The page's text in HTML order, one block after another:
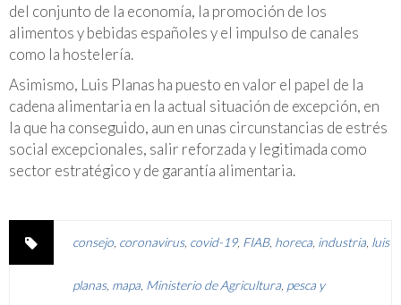
del conjunto de la economía, la promoción de los
alimentos y bebidas españoles y el impulso de canales
como la hostelería.
Asimismo, Luis Planas ha puesto en valor el papel de la
cadena alimentaria en la actual situación de excepción, en
la que ha conseguido, aun en unas circunstancias de estrés
social excepcionales, salir reforzada y legitimada como
sector estratégico y de garantía alimentaria.
consejo coronavirus, covid-19, FIAB, horeca industria luis
planas, mapa Ministerio de Agricultura pesca y